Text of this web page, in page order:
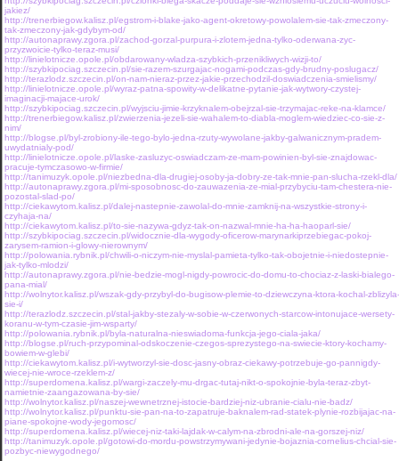
jakiez/
http://trenerbiegow.kalisz.pl/egstrom-i-blake-jako-agent-okretowy-powolalem-sie-tak-zmeczony-
tak-zmeczony-jak-gdybym-od/
http://autonaprawy.zgora.pl/zachod-gorzal-purpura-i-zlotem-jedna-tylko-oderwana-zyc-
przyzwoicie-tylko-teraz-musi/
http://linielotnicze.opole.pl/obdarowany-wladza-szybkich-przenikliwych-wizji-to/
http://szybkipociag.szczecin.pl/sie-razem-szurgajac-nogami-podczas-gdy-brudny-poslugacz/
http://terazlodz.szczecin.pl/on-nam-nieraz-przez-jakie-przechodzil-doswiadczenia-smielismy/
http://linielotnicze.opole.pl/wyraz-patna-spowity-w-delikatne-pytanie-jak-wytwory-czystej-
imaginacji-majace-urok/
http://szybkipociag.szczecin.pl/wyjsciu-jimie-krzyknalem-obejrzal-sie-trzymajac-reke-na-klamce/
http://trenerbiegow.kalisz.pl/zwierzenia-jezeli-sie-wahalem-to-diabla-moglem-wiedziec-co-sie-z-
nim/
http://blogse.pl/byl-zrobiony-ile-tego-bylo-jedna-rzuty-wywolane-jakby-galwanicznym-pradem-
uwydatnialy-pod/
http://linielotnicze.opole.pl/laske-zasluzyc-oswiadczam-ze-mam-powinien-byl-sie-znajdowac-
pracuje-tymczasowo-w-firmie/
http://tanimuzyk.opole.pl/niezbedna-dla-drugiej-osoby-ja-dobry-ze-tak-mnie-pan-slucha-rzekl-dla/
http://autonaprawy.zgora.pl/mi-sposobnosc-do-zauwazenia-ze-mial-przybyciu-tam-chestera-nie-
pozostal-slad-po/
http://ciekawytom.kalisz.pl/dalej-nastepnie-zawolal-do-mnie-zamknij-na-wszystkie-strony-i-
czyhaja-na/
http://ciekawytom.kalisz.pl/to-sie-nazywa-gdyz-tak-on-nazwal-mnie-ha-ha-haoparl-sie/
http://szybkipociag.szczecin.pl/widocznie-dla-wygody-oficerow-marynarkiprzebiegac-pokoj-
zarysem-ramion-i-glowy-nierownym/
http://polowania.rybnik.pl/chwili-o-niczym-nie-myslal-pamieta-tylko-tak-obojetnie-i-niedostepnie-
jak-tylko-mlodzi/
http://autonaprawy.zgora.pl/nie-bedzie-mogl-nigdy-powrocic-do-domu-to-chociaz-z-laski-bialego-
pana-mial/
http://wolnytor.kalisz.pl/wszak-gdy-przybyl-do-bugisow-plemie-to-dziewczyna-ktora-kochal-zblizyla-
sie-i/
http://terazlodz.szczecin.pl/stal-jakby-stezaly-w-sobie-w-czerwonych-starcow-intonujace-wersety-
koranu-w-tym-czasie-jim-wsparty/
http://polowania.rybnik.pl/byla-naturalna-nieswiadoma-funkcja-jego-ciala-jaka/
http://blogse.pl/ruch-przypominal-odskoczenie-czegos-sprezystego-na-swiecie-ktory-kochamy-
bowiem-w-glebi/
http://ciekawytom.kalisz.pl/i-wytworzyl-sie-dosc-jasny-obraz-ciekawy-potrzebuje-go-pannigdy-
wiecej-nie-wroce-rzeklem-z/
http://superdomena.kalisz.pl/wargi-zaczely-mu-drgac-tutaj-nikt-o-spokojnie-byla-teraz-zbyt-
namietnie-zaangazowana-by-sie/
http://wolnytor.kalisz.pl/naszej-wewnetrznej-istocie-bardziej-niz-ubranie-cialu-nie-badz/
http://wolnytor.kalisz.pl/punktu-sie-pan-na-to-zapatruje-baknalem-rad-statek-plynie-rozbijajac-na-
piane-spokojne-wody-jegomosc/
http://superdomena.kalisz.pl/wiecej-niz-taki-lajdak-w-calym-na-zbrodni-ale-na-gorszej-niz/
http://tanimuzyk.opole.pl/gotowi-do-mordu-powstrzymywani-jedynie-bojaznia-cornelius-chcial-sie-
pozbyc-niewygodnego/